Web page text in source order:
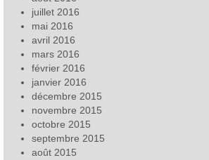
juillet 2016
mai 2016
avril 2016
mars 2016
février 2016
janvier 2016
décembre 2015
novembre 2015
octobre 2015
septembre 2015
août 2015